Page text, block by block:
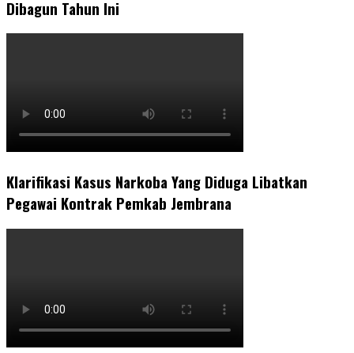
Dibagun Tahun Ini
Klarifikasi Kasus Narkoba Yang Diduga Libatkan
Pegawai Kontrak Pemkab Jembrana